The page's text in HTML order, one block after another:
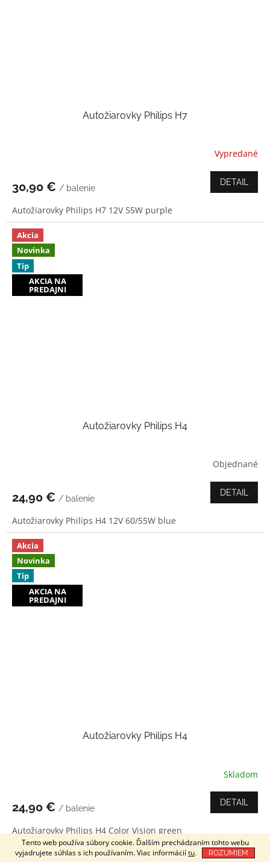
Tento web používa súbory cookie. Ďalším prechádzaním tohto webu
vyjadrujete súhlas s ich používaním. Viac informáciítu. ROZUMIEM
Autožiarovky Philips H7
je
z
5
hviezdičiek.
Vypredané
30,90 € / balenie
DETAIL
Autožiarovky Philips H7 12V 55W purple
Akcia
Novinka
Tip
AKCIA NA
PREDAJNI
Autožiarovky Philips H4
je
z
5
hviezdičiek.
Objednané
24,90 € / balenie
DETAIL
Autožiarovky Philips H4 12V 60/55W blue
Akcia
Novinka
Tip
AKCIA NA
PREDAJNI
Autožiarovky Philips H4
je
z
hviezdičiek.
Skladom
24,90 € / balenie
DETAIL
Autožiarovky Philips H4 Color Vision green